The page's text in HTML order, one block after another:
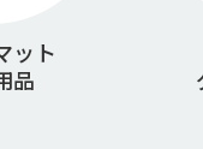
ット
品